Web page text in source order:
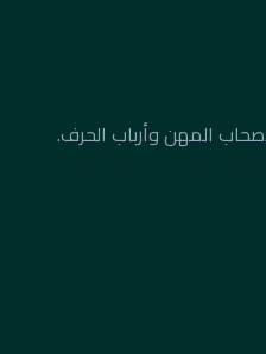
المهن وأرباب الحرف.